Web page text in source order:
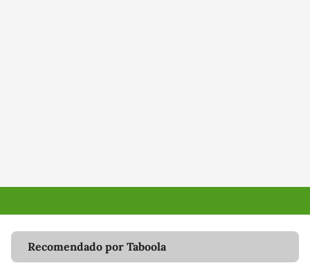
Recomendado por Taboola